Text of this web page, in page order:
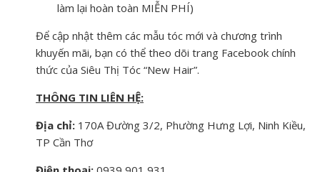
làm lại hoàn toàn MIỄN PHÍ)
Để cập nhật thêm các mẫu tóc mới và chương trình
khuyến mãi, bạn có thể theo dõi trang Facebook chính
thức của Siêu Thị Tóc “New Hair”.
THÔNG TIN LIÊN HỆ:
Địa chỉ: 170A Đường 3/2, Phường Hưng Lợi, Ninh Kiều,
TP Cần Thơ